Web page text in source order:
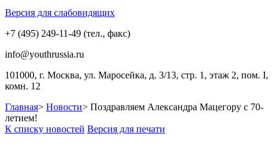
Версия для слабовидящих
+7 (495) 249-11-49 (тел., факс)
info@youthrussia.ru
101000, г. Москва, ул. Маросейка, д. 3/13, стр. 1, этаж 2, пом. I,
комн. 12
Главная> Новости> Поздравляем Александра Мацегору с 70-
летием!
К списку новостей Версия для печати